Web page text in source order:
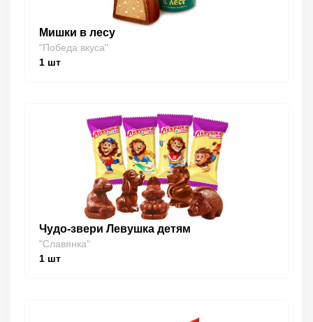
Мишки в лесу
"Победа вкуса"
1 шт
Чудо-звери Левушка детям
"Славянка"
1 шт